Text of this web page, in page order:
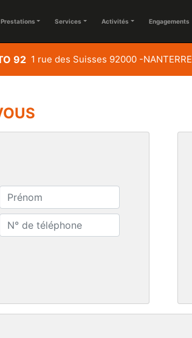
Prestations Services Activités Engagements
92 1 rue des Suisses 92000 -NANTERRE